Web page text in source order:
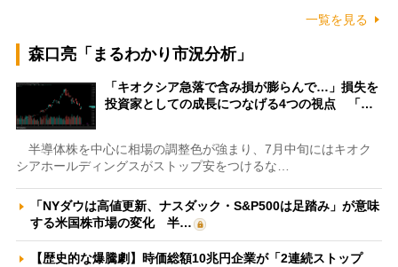
一覧を見る
森口亮「まるわかり市況分析」
「キオクシア急落で含み損が膨らんで…」損失を
投資家としての成長につなげる4つの視点 「…
半導体株を中心に相場の調整色が強まり、7月中旬にはキオク
シアホールディングスがストップ安をつけるな…
「NYダウは高値更新、ナスダック・S&P500は足踏み」が意味
する米国株市場の変化 半…
【歴史的な爆騰劇】時価総額10兆円企業が「2連続ストップ